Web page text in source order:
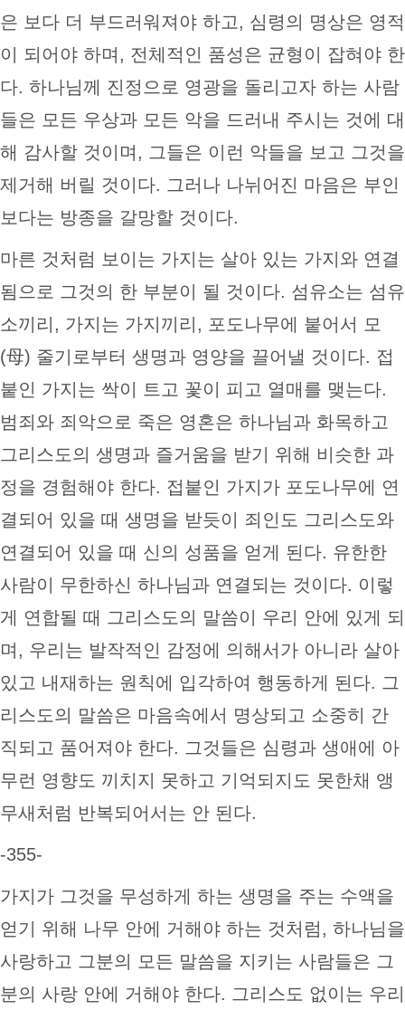
은 보다 더 부드러워져야 하고, 심령의 명상은 영적
이 되어야 하며, 전체적인 품성은 균형이 잡혀야 한
다. 하나님께 진정으로 영광을 돌리고자 하는 사람
들은 모든 우상과 모든 악을 드러내 주시는 것에 대
해 감사할 것이며, 그들은 이런 악들을 보고 그것을
제거해 버릴 것이다. 그러나 나뉘어진 마음은 부인
보다는 방종을 갈망할 것이다.
마른 것처럼 보이는 가지는 살아 있는 가지와 연결
됨으로 그것의 한 부분이 될 것이다. 섬유소는 섬유
소끼리, 가지는 가지끼리, 포도나무에 붙어서 모
(母) 줄기로부터 생명과 영양을 끌어낼 것이다. 접
붙인 가지는 싹이 트고 꽃이 피고 열매를 맺는다.
범죄와 죄악으로 죽은 영혼은 하나님과 화목하고
그리스도의 생명과 즐거움을 받기 위해 비슷한 과
정을 경험해야 한다. 접붙인 가지가 포도나무에 연
결되어 있을 때 생명을 받듯이 죄인도 그리스도와
연결되어 있을 때 신의 성품을 얻게 된다. 유한한
사람이 무한하신 하나님과 연결되는 것이다. 이렇
게 연합될 때 그리스도의 말씀이 우리 안에 있게 되
며, 우리는 발작적인 감정에 의해서가 아니라 살아
있고 내재하는 원칙에 입각하여 행동하게 된다. 그
리스도의 말씀은 마음속에서 명상되고 소중히 간
직되고 품어져야 한다. 그것들은 심령과 생애에 아
무런 영향도 끼치지 못하고 기억되지도 못한채 앵
무새처럼 반복되어서는 안 된다.
-355-
가지가 그것을 무성하게 하는 생명을 주는 수액을
얻기 위해 나무 안에 거해야 하는 것처럼, 하나님을
사랑하고 그분의 모든 말씀을 지키는 사람들은 그
분의 사랑 안에 거해야 한다. 그리스도 없이는 우리